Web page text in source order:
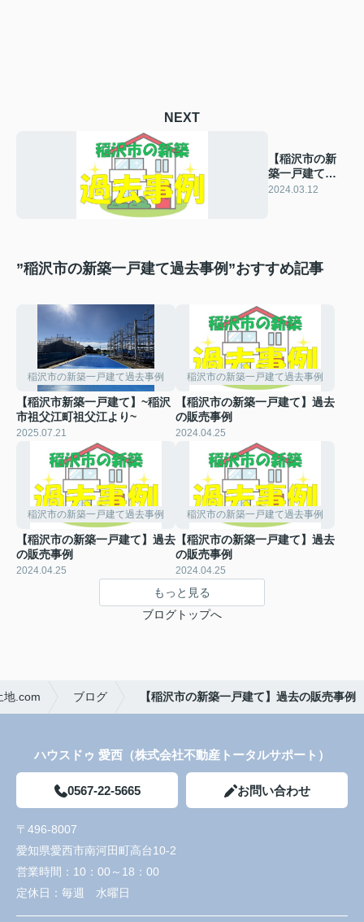
NEXT
【稲沢市の新
築一戸建て】
過去の販売事
2024.03.12
”稲沢市の新築一戸建て過去事例”おすすめ記事
稲沢市の新築一戸建て過去事例
【稲沢市新築一戸建て】~稲沢
市祖父江町祖父江より~
2025.07.21
稲沢市の新築一戸建て過去事例
【稲沢市の新築一戸建て】過去
の販売事例
2024.04.25
稲沢市の新築一戸建て過去事例
【稲沢市の新築一戸建て】過去
の販売事例
2024.04.25
稲沢市の新築一戸建て過去事例
【稲沢市の新築一戸建て】過去
の販売事例
2024.04.25
もっと見る
ブログトップへ
地.com ブログ 【稲沢市の新築一戸建て】過去の販売事例
ハウスドゥ 愛西（株式会社不動産トータルサポート）
0567-22-5665 お問い合わせ
〒496-8007
愛知県愛西市南河田町高台10-2
営業時間： 10：00～18：00
定休日： 毎週 水曜日